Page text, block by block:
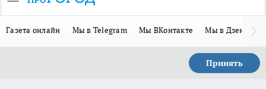
Газета онлайн Мы в Telegram Мы ВКонтакте Мы в Дзене
Принять